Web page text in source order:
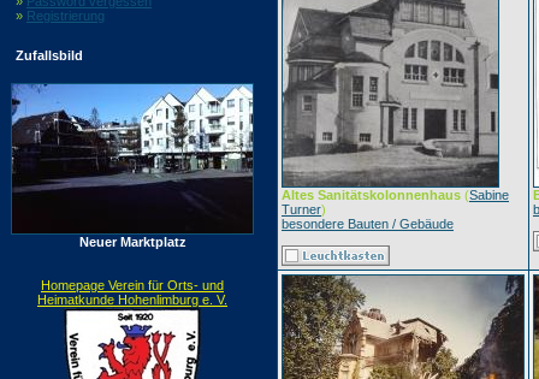
» Registrierung
Zufallsbild
Neuer Marktplatz
Homepage Verein für Orts- und
Heimatkunde Hohenlimburg e. V.
Altes Sanitätskolonnenhaus (Sabine
Turner)
besondere Bauten / Gebäude